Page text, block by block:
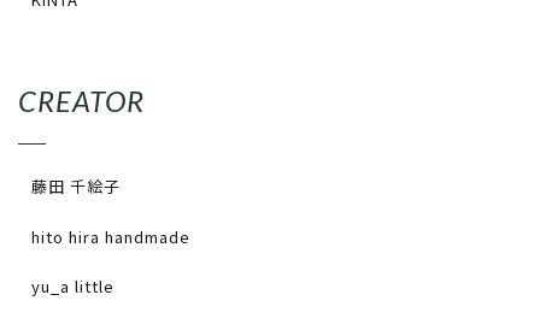
CREATOR
藤田 千絵子
hito hira handmade
yu_a little